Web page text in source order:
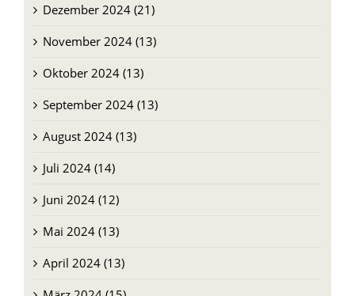
Dezember 2024 (21)
November 2024 (13)
Oktober 2024 (13)
September 2024 (13)
August 2024 (13)
Juli 2024 (14)
Juni 2024 (12)
Mai 2024 (13)
April 2024 (13)